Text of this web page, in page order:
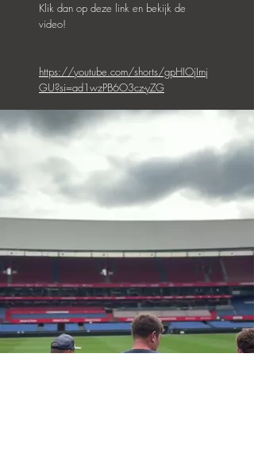
Klik dan op deze link en bekijk de
video!
https://youtube.com/shorts/gpHIOjImj
GU?si=ad1wzPB6O3cz-yZG